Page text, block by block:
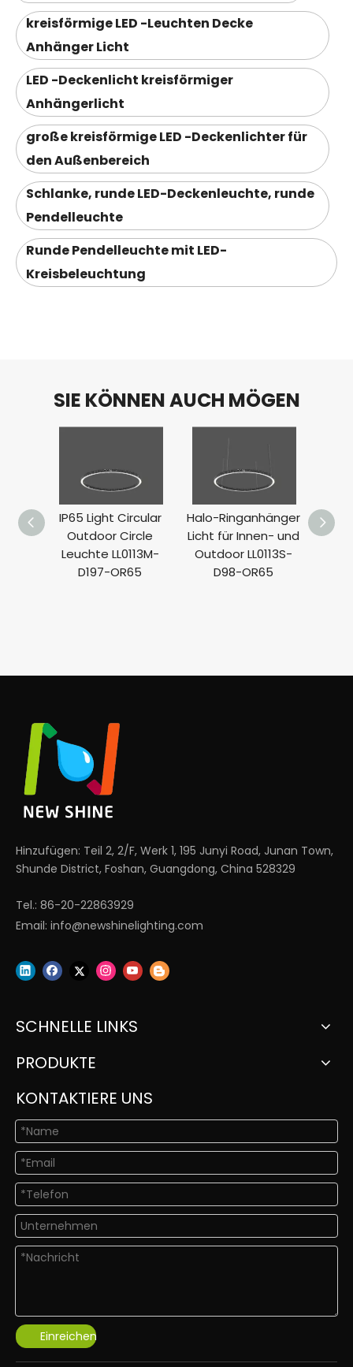
kreisförmige LED -Leuchten Decke
Anhänger Licht
LED -Deckenlicht kreisförmiger
Anhängerlicht
große kreisförmige LED -Deckenlichter für
den Außenbereich
Schlanke, runde LED-Deckenleuchte, runde
Pendelleuchte
Runde Pendelleuchte mit LED-
Kreisbeleuchtung
SIE KÖNNEN AUCH MÖGEN
IP65 Light Circular
Outdoor Circle
Leuchte LL0113M-
D197-OR65
Halo-Ringanhänger
Licht für Innen- und
Outdoor LL0113S-
D98-OR65
Hinzufügen: Teil 2, 2/F, Werk 1, 195 Junyi Road, Junan Town,
Shunde District, Foshan, Guangdong, China 528329
Tel.: 86-20-22863929
Email: info@newshinelighting.com
SCHNELLE LINKS
PRODUKTE
KONTAKTIERE UNS
Einreichen